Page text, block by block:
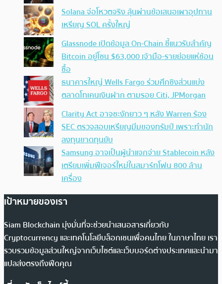
Solana จ่อโหวตจริง ลุ้นผ่านข้อเสนอเผาอุปทาน
เหรียญ SOL ครั้งใหญ่
Glassnode เปิดข้อมูล On-Chain ชี้แนวรับสำคัญ
Bitcoin อยู่โซน $63,000 เจ้ามือ-รายย่อยแห่ช้อน
ซื้อ
ธนาคารใหญ่ Wells Fargo ร่วมศึกชิงส่วนแบ่ง
ตลาดโทเคนเงินฝาก ตามรอย Citi, JPMorgan
Clarity Act อาจชะงักยาว ๆ หลัง Warren ร้อง
SEC ตรวจสอบเหรียญมีมของทรัมป์ เพราะทำนัก
ลงทุนขาดทุนยับ
Samsung อาจเป็นผู้นำแจกจ่าย Stablecoin หลัง
เตรียมเพิ่มฟีเจอร์ใหม่ในสมาร์ทโฟน 800 ล้าน
เครื่อง
เป้าหมายของเรา
Siam Blockchain มุ่งมั่นที่จะช่วยนำเสนอสารเกี่ยวกับ
Cryptocurrency และเทคโนโลยีบล็อกเชนเพื่อคนไทย ในภาษาไทย เรา
รวบรวมข้อมูลส่วนใหญ่จากเว็บไซต์และเว็บบอร์ดต่างประเทศและนำมา
แปลส่งตรงถึงฟีดคุณ